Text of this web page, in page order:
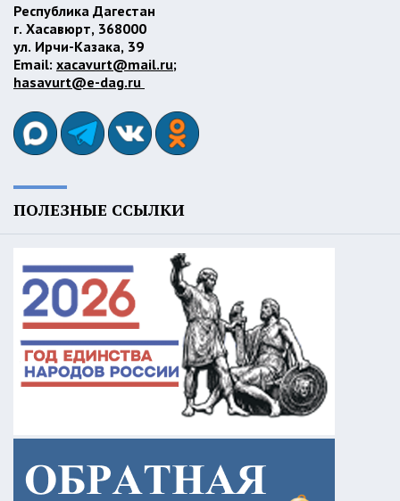
Республика Дагестан
г. Хасавюрт, 368000
ул. Ирчи-Казака, 39
Email: xacavurt@mail.ru;
hasavurt@e-dag.ru
ПОЛЕЗНЫЕ ССЫЛКИ